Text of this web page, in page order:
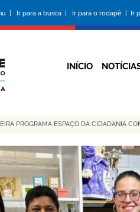
| Ir para a busca | Ir para o rodapé | Ir
INÍCIO
PROGRAMA ESPAÇO DA CIDADANIA